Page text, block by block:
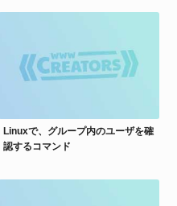
Linuxで、グループ内のユーザを確
認するコマンド